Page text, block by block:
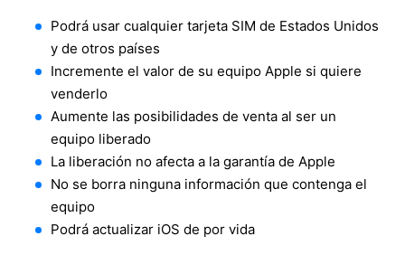
Podrá usar cualquier tarjeta SIM de Estados Unidos
y de otros países
Incremente el valor de su equipo Apple si quiere
venderlo
Aumente las posibilidades de venta al ser un
equipo liberado
La liberación no afecta a la garantía de Apple
No se borra ninguna información que contenga el
equipo
Podrá actualizar iOS de por vida